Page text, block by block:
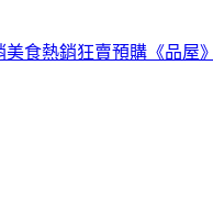
美食熱銷狂賣預購《品屋